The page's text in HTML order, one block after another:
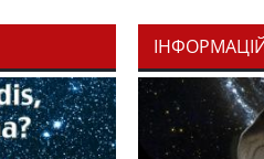
Олег К. Романчук
української політстратегії й